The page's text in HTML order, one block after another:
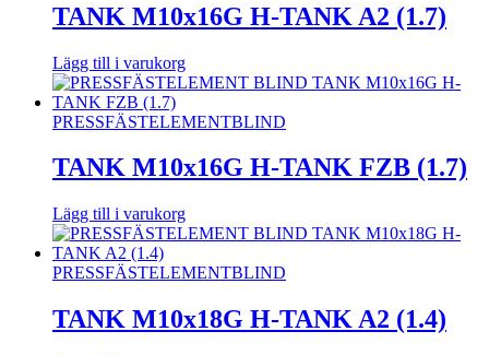
TANK M10x16G H-TANK A2 (1.7)
Lägg till i varukorg
PRESSFÄSTELEMENTBLIND
TANK M10x16G H-TANK FZB (1.7)
Lägg till i varukorg
PRESSFÄSTELEMENTBLIND
TANK M10x18G H-TANK A2 (1.4)